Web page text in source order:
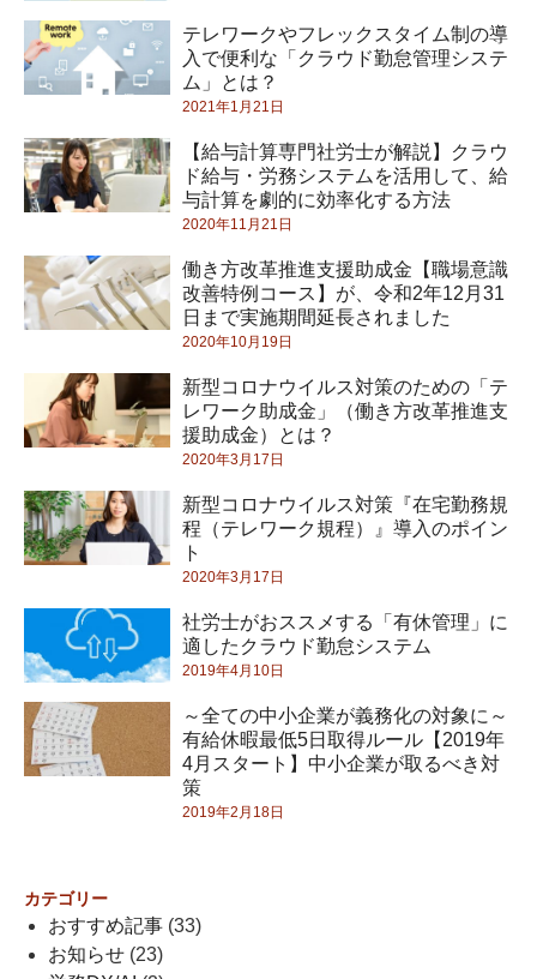
テレワークやフレックスタイム制の導
入で便利な「クラウド勤怠管理システ
ム」とは？
2021年1月21日
【給与計算専門社労士が解説】クラウ
ド給与・労務システムを活用して、給
与計算を劇的に効率化する方法
2020年11月21日
働き方改革推進支援助成金【職場意識
改善特例コース】が、令和2年12月31
日まで実施期間延長されました
2020年10月19日
新型コロナウイルス対策のための「テ
レワーク助成金」（働き方改革推進支
援助成金）とは？
2020年3月17日
新型コロナウイルス対策『在宅勤務規
程（テレワーク規程）』導入のポイン
ト
2020年3月17日
社労士がおススメする「有休管理」に
適したクラウド勤怠システム
2019年4月10日
～全ての中小企業が義務化の対象に～
有給休暇最低5日取得ルール【2019年
4月スタート】中小企業が取るべき対
策
2019年2月18日
カテゴリー
おすすめ記事 (33)
お知らせ (23)